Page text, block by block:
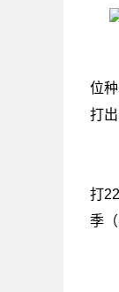
位
打
打
季